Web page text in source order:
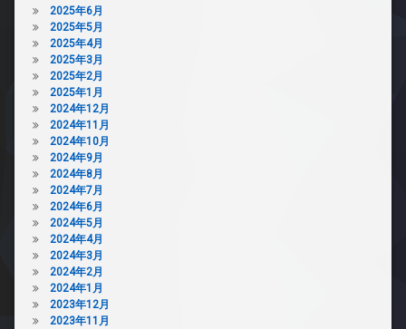
2025年6月
2025年5月
2025年4月
2025年3月
2025年2月
2025年1月
2024年12月
2024年11月
2024年10月
2024年9月
2024年8月
2024年7月
2024年6月
2024年5月
2024年4月
2024年3月
2024年2月
2024年1月
2023年12月
2023年11月